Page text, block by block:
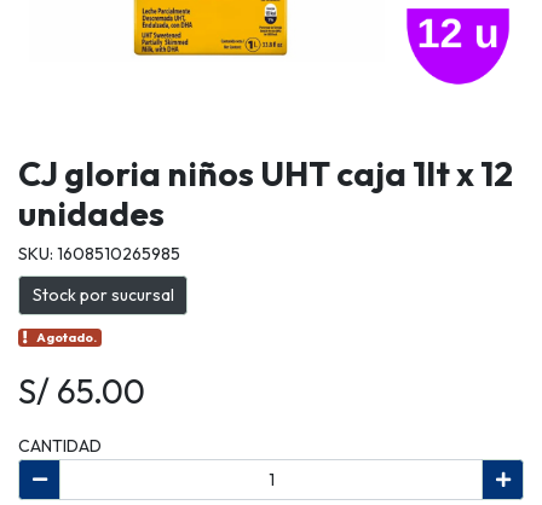
CJ gloria niños UHT caja 1lt x 12
unidades
SKU: 1608510265985
Stock por sucursal
Agotado.
S/ 65.00
CANTIDAD